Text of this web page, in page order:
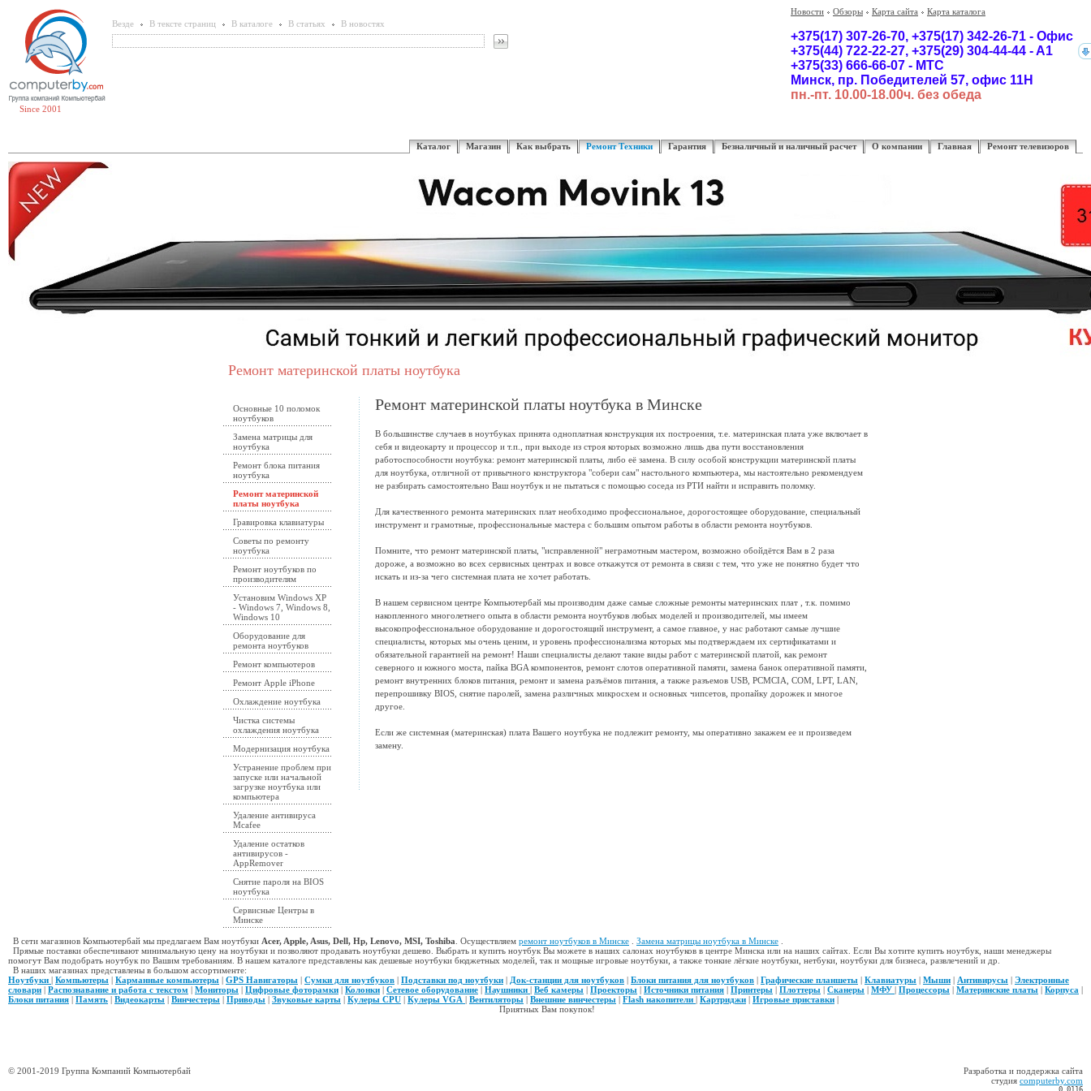
Since 2001
Везде В тексте страниц В каталоге В статьях В новостях
Новости Обзоры Карта сайта Карта каталога
+375(17) 307-26-70, +375(17) 342-26-71 - Офис
+375(44) 722-22-27, +375(29) 304-44-44 - A1
+375(33) 666-66-07 - MTC
Минск, пр. Победителей 57, офис 11Н
пн.-пт. 10.00-18.00ч. без обеда
Каталог Магазин Как выбрать Ремонт Техники Гарантия Безналичный и наличный расчет О компании Главная Ремонт телевизоров
Ремонт материнской платы ноутбука
Основные 10 поломок
ноутбуков
Замена матрицы для
ноутбука
Ремонт блока питания
ноутбука
Ремонт материнской
платы ноутбука
Гравировка клавиатуры
Советы по ремонту
ноутбука
Ремонт ноутбуков по
производителям
Установим Windows XP
- Windows 7, Windows 8,
Windows 10
Оборудование для
ремонта ноутбуков
Ремонт компьютеров
Ремонт Apple iPhone
Охлаждение ноутбука
Чистка системы
охлаждения ноутбука
Модернизация ноутбука
Устранение проблем при
запуске или начальной
загрузке ноутбука или
компьютера
Удаление антивируса
Mcafee
Удаление остатков
антивирусов -
AppRemover
Снятие пароля на BIOS
ноутбука
Сервисные Центры в
Минске
Ремонт материнской платы ноутбука в Минске
В большинстве случаев в ноутбуках принята одноплатная конструкция их построения, т.е. материнская плата уже включает в
себя и видеокарту и процессор и т.п., при выходе из строя которых возможно лишь два пути восстановления
работоспособности ноутбука: ремонт материнской платы, либо её замена. В силу особой конструкции материнской платы
для ноутбука, отличной от привычного конструктора "собери сам" настольного компьютера, мы настоятельно рекомендуем
не разбирать самостоятельно Ваш ноутбук и не пытаться с помощью соседа из РТИ найти и исправить поломку.
Для качественного ремонта материнских плат необходимо профессиональное, дорогостоящее оборудование, специальный
инструмент и грамотные, профессиональные мастера с большим опытом работы в области ремонта ноутбуков.
Помните, что ремонт материнской платы, "исправленной" неграмотным мастером, возможно обойдётся Вам в 2 раза
дороже, а возможно во всех сервисных центрах и вовсе откажутся от ремонта в связи с тем, что уже не понятно будет что
искать и из-за чего системная плата не хочет работать.
В нашем сервисном центре Компьютербай мы производим даже самые сложные ремонты материнских плат , т.к. помимо
накопленного многолетнего опыта в области ремонта ноутбуков любых моделей и производителей, мы имеем
высокопрофессиональное оборудование и дорогостоящий инструмент, а самое главное, у нас работают самые лучшие
специалисты, которых мы очень ценим, и уровень профессионализма которых мы подтверждаем их сертификатами и
обязательной гарантией на ремонт! Наши специалисты делают такие виды работ с материнской платой, как ремонт
северного и южного моста, пайка BGA компонентов, ремонт слотов оперативной памяти, замена банок оперативной памяти,
ремонт внутренних блоков питания, ремонт и замена разъёмов питания, а также разъемов USB, PCMCIA, COM, LPT, LAN,
перепрошивку BIOS, снятие паролей, замена различных микросхем и основных чипсетов, пропайку дорожек и многое
другое.
Если же системная (материнская) плата Вашего ноутбука не подлежит ремонту, мы оперативно закажем ее и произведем
замену.
В сети магазинов Компьютербай мы предлагаем Вам ноутбуки Acer, Apple, Asus, Dell, Hp, Lenovo, MSI, Toshiba . Осуществляем ремонт ноутбуков в Минске Замена матрицы ноутбука в Минске
Прямые поставки обеспечивают минимальную цену на ноутбуки и позволяют продавать ноутбуки дешево. Выбрать и купить ноутбук Вы можете в наших салонах ноутбуков в центре Минска или на наших сайтах. Если Вы хотите купить ноутбук, наши менеджеры
помогут Вам подобрать ноутбук по Вашим требованиям. В нашем каталоге представлены как дешевые ноутбуки бюджетных моделей, так и мощные игровые ноутбуки, а также тонкие лёгкие ноутбуки, нетбуки, ноутбуки для бизнеса, развлечений и др.
В наших магазинах представлены в большом ассортименте:
Ноутбуки | Компьютеры | Карманные компьютеры | GPS Навигаторы | Сумки для ноутбуков | Подставки под ноутбуки | Док-станции для ноутбуков | Блоки питания для ноутбуков | Графические планшеты | Клавиатуры | Мыши | Антивирусы | Электронные
словари | Распознавание и работа с текстом | Мониторы | Цифровые фоторамки | Колонки | Сетевое оборудование | Наушники | Веб камеры | Проекторы | Источники питания | Принтеры | Плоттеры | Сканеры | МФУ | Процессоры | Материнские платы | Корпуса |
Блоки питания | Память | Видеокарты | Винчестеры | Приводы | Звуковые карты | Кулеры CPU | Кулеры VGA | Вентиляторы | Внешние винчестеры | Flash накопители | Картриджи | Игровые приставки |
Приятных Вам покупок!
© 2001-2019 Группа Компаний Компьютербай
Разработка и поддержка сайта
студия computerby.com
0.0116